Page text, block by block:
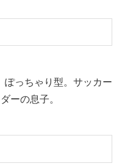
ぽっちゃり型。サッカー
ーの息子。